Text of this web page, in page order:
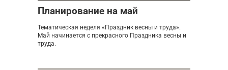
Планирование на май
Тематическая неделя «Праздник весны и труда».
Май начинается с прекрасного Праздника весны и
труда.